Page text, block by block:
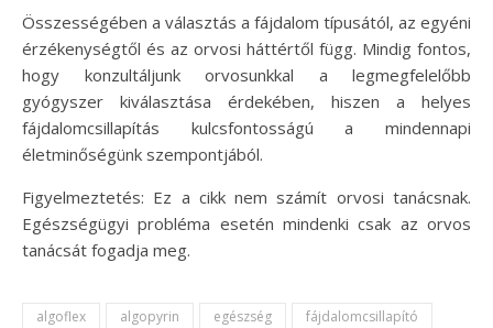
Összességében a választás a fájdalom típusától, az egyéni
érzékenységtől és az orvosi háttértől függ. Mindig fontos,
hogy konzultáljunk orvosunkkal a legmegfelelőbb
gyógyszer kiválasztása érdekében, hiszen a helyes
fájdalomcsillapítás kulcsfontosságú a mindennapi
életminőségünk szempontjából.
Figyelmeztetés: Ez a cikk nem számít orvosi tanácsnak.
Egészségügyi probléma esetén mindenki csak az orvos
tanácsát fogadja meg.
algoflex algopyrin egészség fájdalomcsillapító